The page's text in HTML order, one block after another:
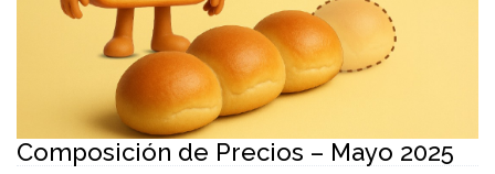
Composición de Precios – Mayo 2025